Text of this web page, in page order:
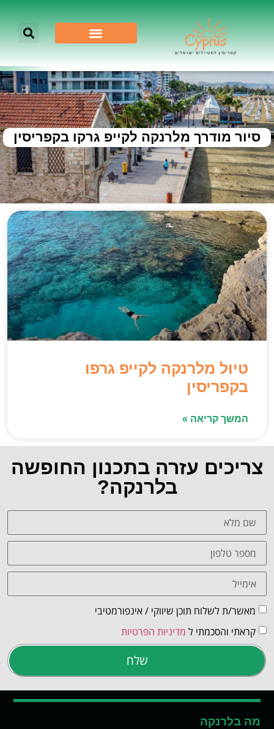
סיור מודרך מלרנקה לקייפ גרקו בקפריסין
טיול מלרנקה לקייפ גרפו
בקפריסין
המשך קריאה »
צריכים עזרה בתכנון החופשה
בלרנקה?
מאשר/ת לשלוח תוכן שיווקי / אינפורמטיבי
קראתי והסכמתי ל מדיניות הפרטיות
שלח
מה בלרנקה